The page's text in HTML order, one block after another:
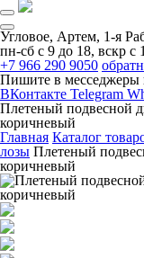
Угловое, Артем, ​1-я
пн-сб с 9 до 18, вскр с
+7 966 290 9050
Пишите в месседжеры
ВКонтакте Telegram
Плетеный подвесной
коричневый
Главная Каталог
лозы Плетеный
коричневый